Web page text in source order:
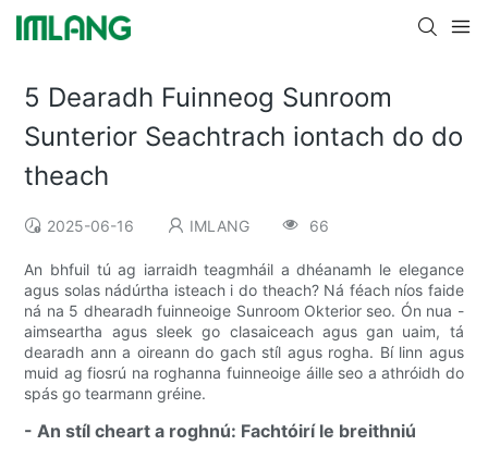
5 Dearadh Fuinneog Sunroom
Sunterior Seachtrach iontach do do
theach
2025-06-16 IMLANG 66
An bhfuil tú ag iarraidh teagmháil a dhéanamh le elegance
agus solas nádúrtha isteach i do theach? Ná féach níos faide
ná na 5 dhearadh fuinneoige Sunroom Okterior seo. Ón nua -
aimseartha agus sleek go clasaiceach agus gan uaim, tá
dearadh ann a oireann do gach stíl agus rogha. Bí linn agus
muid ag fiosrú na roghanna fuinneoige áille seo a athróidh do
spás go tearmann gréine.
- An stíl cheart a roghnú: Fachtóirí le breithniú